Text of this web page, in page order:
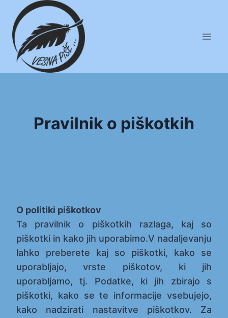
content
Pravilnik o piškotkih
O politiki piškotkov
Ta pravilnik o piškotkih razlaga, kaj so
piškotki in kako jih uporabimo.V nadaljevanju
lahko preberete kaj so piškotki, kako se
uporabljajo, vrste piškotov, ki jih
uporabljamo, tj. Podatke, ki jih zbirajo s
piškotki, kako se te informacije vsebujejo,
kako nadzirati nastavitve piškotkov. Za